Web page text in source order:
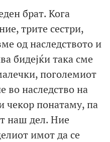
брат. Кога
трите сестри,
од наследството и
бидејќи така сме
поголемиот
во наследство на
чекор понатаму, па
наш дел. Ние
имот да се